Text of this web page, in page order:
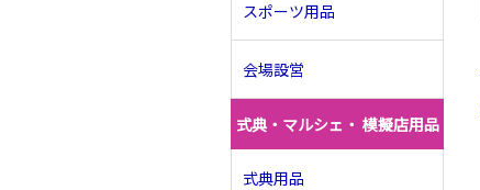
スポーツ用品
会場設営
式典・マルシェ・ 模擬店用品
式典用品